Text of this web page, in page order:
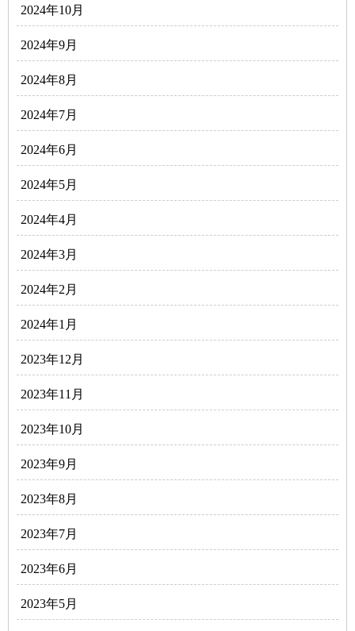
2024年10月
2024年9月
2024年8月
2024年7月
2024年6月
2024年5月
2024年4月
2024年3月
2024年2月
2024年1月
2023年12月
2023年11月
2023年10月
2023年9月
2023年8月
2023年7月
2023年6月
2023年5月